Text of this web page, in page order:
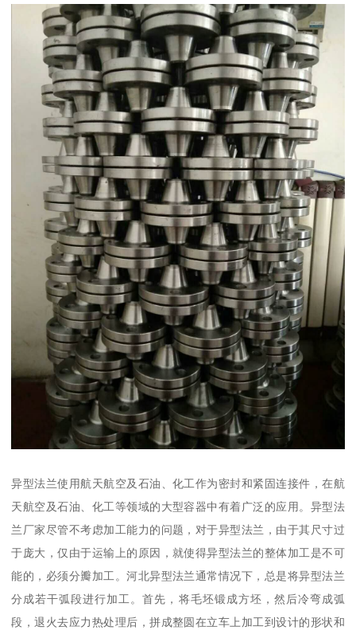
异型法兰使用航天航空及石油、化工作为密封和紧固连接件，在航
天航空及石油、化工等领域的大型容器中有着广泛的应用。异型法
兰厂家尽管不考虑加工能力的问题，对于异型法兰，由于其尺寸过
于庞大，仅由于运输上的原因，就使得异型法兰的整体加工是不可
能的，必须分瓣加工。河北异型法兰通常情况下，总是将异型法兰
分成若干弧段进行加工。首先，将毛坯锻成方坯，然后冷弯成弧
段，退火去应力热处理后，拼成整圆在立车上加工到设计的形状和